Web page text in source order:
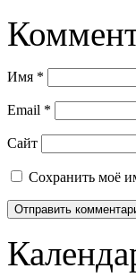
Имя *
Email *
Сайт
Сохранить моё